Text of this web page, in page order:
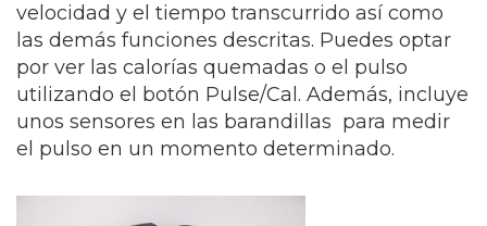
velocidad y el tiempo transcurrido así como
las demás funciones descritas. Puedes optar
por ver las calorías quemadas o el pulso
utilizando el botón Pulse/Cal. Además, incluye
unos sensores en las barandillas para medir
el pulso en un momento determinado.